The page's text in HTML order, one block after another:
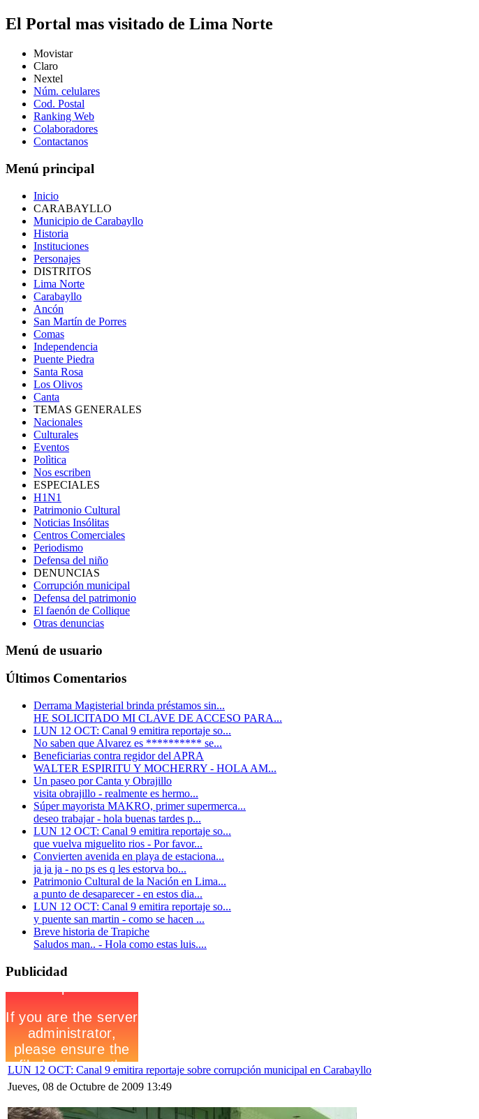
El Portal mas visitado de Lima Norte
Movistar
Claro
Nextel
Núm. celulares
Cod. Postal
Ranking Web
Colaboradores
Contactanos
Menú principal
Inicio
CARABAYLLO
Municipio de Carabayllo
Historia
Instituciones
Personajes
DISTRITOS
Lima Norte
Carabayllo
Ancón
San Martín de Porres
Comas
Independencia
Puente Piedra
Santa Rosa
Los Olivos
Canta
TEMAS GENERALES
Nacionales
Culturales
Eventos
Polìtica
Nos escriben
ESPECIALES
H1N1
Patrimonio Cultural
Noticias Insólitas
Centros Comerciales
Periodismo
Defensa del niño
DENUNCIAS
Corrupción municipal
Defensa del patrimonio
El faenón de Collique
Otras denuncias
Menú de usuario
Últimos Comentarios
Derrama Magisterial brinda préstamos sin...
HE SOLICITADO MI CLAVE DE ACCESO PARA...
LUN 12 OCT: Canal 9 emitira reportaje so...
No saben que Alvarez es ********** se...
Beneficiarias contra regidor del APRA
WALTER ESPIRITU Y MOCHERRY - HOLA AM...
Un paseo por Canta y Obrajillo
visita obrajillo - realmente es hermo...
Súper mayorista MAKRO, primer supermerca...
deseo trabajar - hola buenas tardes p...
LUN 12 OCT: Canal 9 emitira reportaje so...
que vuelva miguelito rios - Por favor...
Convierten avenida en playa de estaciona...
ja ja ja - no ps es q les estorva bo...
Patrimonio Cultural de la Nación en Lima...
a punto de desaparecer - en estos dia...
LUN 12 OCT: Canal 9 emitira reportaje so...
y puente san martin - como se hacen ...
Breve historia de Trapiche
Saludos man.. - Hola como estas luis....
Publicidad
LUN 12 OCT: Canal 9 emitira reportaje sobre corrupción municipal en Carabayllo
Jueves, 08 de Octubre de 2009 13:49